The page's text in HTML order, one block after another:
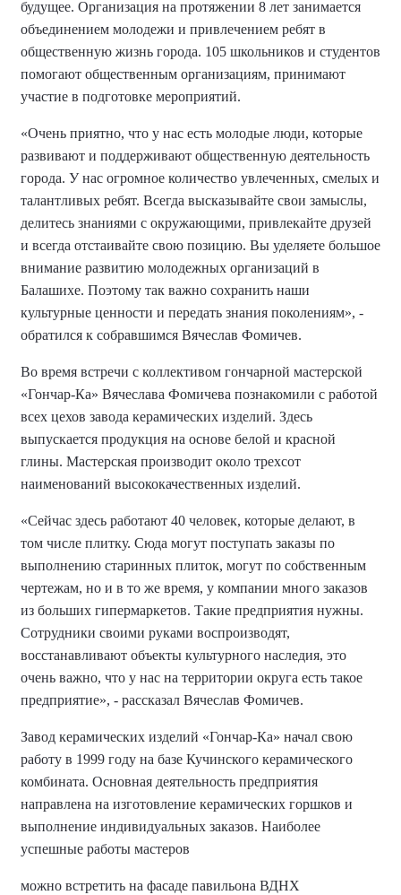
будущее. Организация на протяжении 8 лет занимается
объединением молодежи и привлечением ребят в
общественную жизнь города. 105 школьников и студентов
помогают общественным организациям, принимают
участие в подготовке мероприятий.
«Очень приятно, что у нас есть молодые люди, которые
развивают и поддерживают общественную деятельность
города. У нас огромное количество увлеченных, смелых и
талантливых ребят. Всегда высказывайте свои замыслы,
делитесь знаниями с окружающими, привлекайте друзей
и всегда отстаивайте свою позицию. Вы уделяете большое
внимание развитию молодежных организаций в
Балашихе. Поэтому так важно сохранить наши
культурные ценности и передать знания поколениям», -
обратился к собравшимся Вячеслав Фомичев.
Во время встречи с коллективом гончарной мастерской
«Гончар-Ка» Вячеслава Фомичева познакомили с работой
всех цехов завода керамических изделий. Здесь
выпускается продукция на основе белой и красной
глины. Мастерская производит около трехсот
наименований высококачественных изделий.
«Сейчас здесь работают 40 человек, которые делают, в
том числе плитку. Сюда могут поступать заказы по
выполнению старинных плиток, могут по собственным
чертежам, но и в то же время, у компании много заказов
из больших гипермаркетов. Такие предприятия нужны.
Сотрудники своими руками воспроизводят,
восстанавливают объекты культурного наследия, это
очень важно, что у нас на территории округа есть такое
предприятие», - рассказал Вячеслав Фомичев.
Завод керамических изделий «Гончар-Ка» начал свою
работу в 1999 году на базе Кучинского керамического
комбината. Основная деятельность предприятия
направлена на изготовление керамических горшков и
выполнение индивидуальных заказов. Наиболее
успешные работы мастеров
можно встретить на фасаде павильона ВДНХ